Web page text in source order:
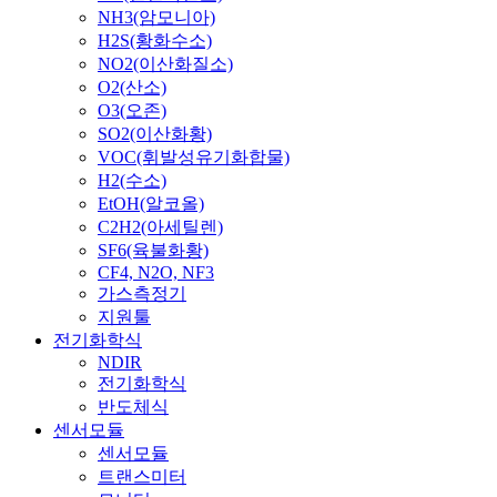
NH3(암모니아)
H2S(황화수소)
NO2(이산화질소)
O2(산소)
O3(오존)
SO2(이산화황)
VOC(휘발성유기화합물)
H2(수소)
EtOH(알코올)
C2H2(아세틸렌)
SF6(육불화황)
CF4, N2O, NF3
가스측정기
지원툴
전기화학식
NDIR
전기화학식
반도체식
센서모듈
센서모듈
트랜스미터